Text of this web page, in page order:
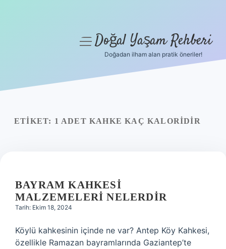
Yasal Uyarı
menüyüDoğal Yaşam Rehberi
Doğadan ilham alan pratik öneriler!
ETIKET: 1 ADET KAHKE KAÇ KALORIDIR
BAYRAM KAHKESI
MALZEMELERI NELERDIR
Tarih: Ekim 18, 2024
Köylü kahkesinin içinde ne var? Antep Köy Kahkesi,
özellikle Ramazan bayramlarında Gaziantep’te